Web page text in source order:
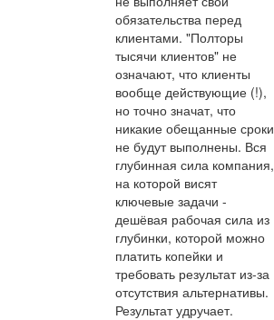
обязательства перед
клиентами. "Полторы
тысячи клиентов" не
означают, что клиенты
вообще действующие (!),
но точно значат, что
никакие обещанные сроки
не будут выполнены. Вся
глубинная сила компания,
на которой висят
ключевые задачи -
дешёвая рабочая сила из
глубинки, которой можно
платить копейки и
требовать результат из-за
отсутствия альтернативы.
Результат удручает.